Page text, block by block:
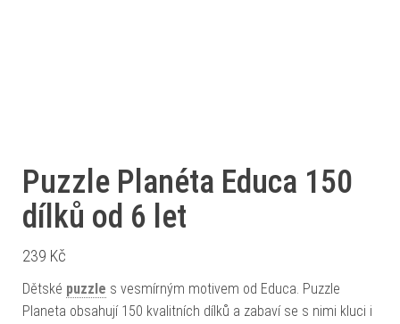
Puzzle Planéta Educa 150
dílků od 6 let
239 Kč
Dětské puzzle s vesmírným motivem od Educa. Puzzle
Planeta obsahují 150 kvalitních dílků a zabaví se s nimi kluci i